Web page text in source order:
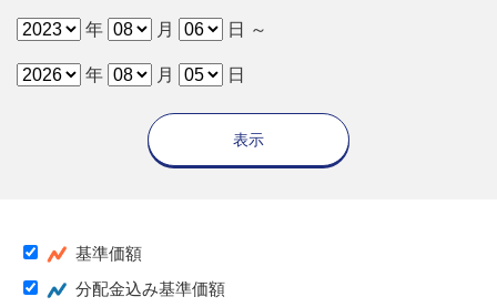
年 月 日 ～
年 月 日
表示
基準価額
分配金込み基準価額